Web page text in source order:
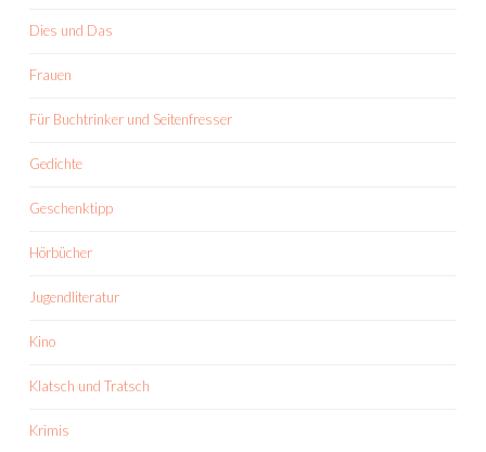
Dies und Das
Frauen
Für Buchtrinker und Seitenfresser
Gedichte
Geschenktipp
Hörbücher
Jugendliteratur
Kino
Klatsch und Tratsch
Krimis